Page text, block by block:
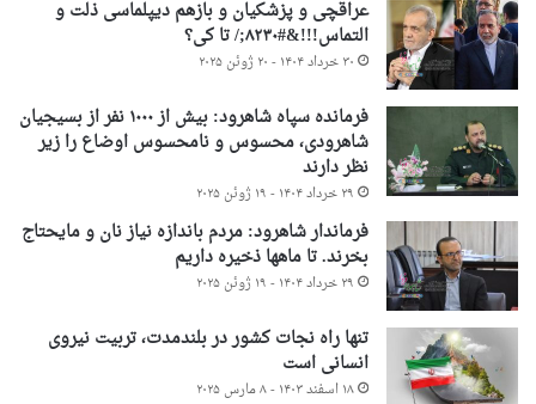
عراقچی و پزشکیان و بازهم دیپلماسی ذلت و
التماس!!!&#۸۲۳۰;/ تا کی؟
۳۰ خرداد ۱۴۰۴ - ۲۰ ژوئن ۲۰۲۵
فرمانده سپاه شاهرود: بیش از ۱۰۰۰ نفر از بسیجیان
شاهرودی، محسوس و نامحسوس اوضاع را زیر
نظر دارند
۲۹ خرداد ۱۴۰۴ - ۱۹ ژوئن ۲۰۲۵
فرماندار شاهرود: مردم باندازه نیاز نان و مایحتاج
بخرند. تا ماهها ذخیره داریم
۲۹ خرداد ۱۴۰۴ - ۱۹ ژوئن ۲۰۲۵
تنها راه نجات کشور در بلندمدت، تربیت نیروی
انسانی است
۱۸ اسفند ۱۴۰۳ - ۸ مارس ۲۰۲۵